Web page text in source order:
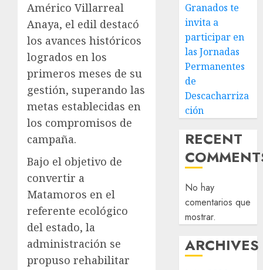
Américo Villarreal
Anaya, el edil destacó
los avances históricos
logrados en los
primeros meses de su
gestión, superando las
metas establecidas en
los compromisos de
campaña.
Bajo el objetivo de
convertir a
Matamoros en el
referente ecológico
del estado, la
administración se
propuso rehabilitar
Granados te
invita a
participar en
las Jornadas
Permanentes
de
Descacharriza
ción
RECENT
No hay
comentarios que
mostrar.
ARCHIVES